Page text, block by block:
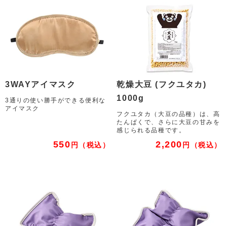
3WAYアイマスク
3通りの使い勝手ができる便利な
アイマスク
550 円 （税込）
乾燥大豆 (フクユタカ)
1000g
フクユタカ（大豆の品種）は、高
たんぱくで、さらに大豆の甘みを
感じられる品種です。
2,200 円 （税込）